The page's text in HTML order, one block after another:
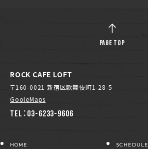
ROCK CAFE LOFT
〒160-0021 新宿区歌舞伎町1-28-5
GooleMaps
TEL：03-6233-9606
HOME SCHEDULE
PAGE TOP